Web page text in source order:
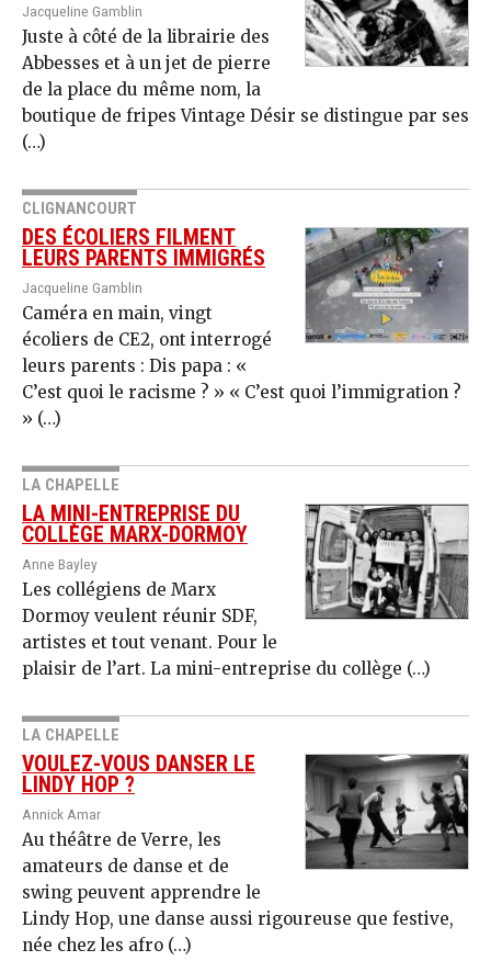
Jacqueline Gamblin
Juste à côté de la librairie des
Abbesses et à un jet de pierre
de la place du même nom, la
boutique de fripes Vintage Désir se distingue par ses
(…)
CLIGNANCOURT
DES ÉCOLIERS FILMENT
LEURS PARENTS IMMIGRÉS
Jacqueline Gamblin
Caméra en main, vingt
écoliers de CE2, ont interrogé
leurs parents : Dis papa : «
C’est quoi le racisme ? » « C’est quoi l’immigration ?
» (…)
LA CHAPELLE
LA MINI-ENTREPRISE DU
COLLÈGE MARX-DORMOY
Anne Bayley
Les collégiens de Marx
Dormoy veulent réunir SDF,
artistes et tout venant. Pour le
plaisir de l’art. La mini-entreprise du collège (…)
LA CHAPELLE
VOULEZ-VOUS DANSER LE
LINDY HOP ?
Annick Amar
Au théâtre de Verre, les
amateurs de danse et de
swing peuvent apprendre le
Lindy Hop, une danse aussi rigoureuse que festive,
née chez les afro (…)